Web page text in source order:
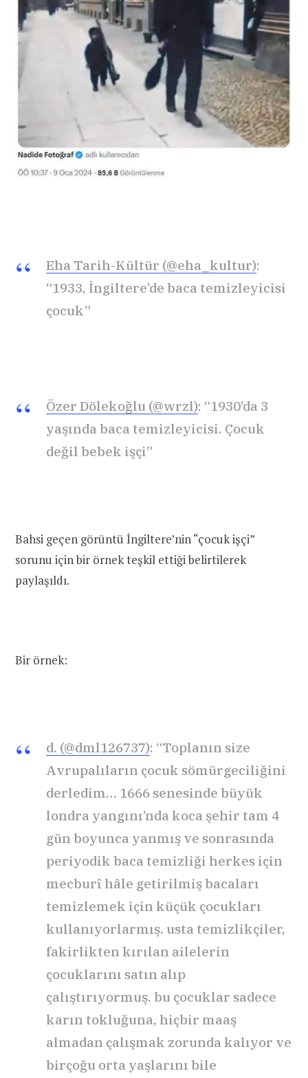
Eha Tarih-Kültür (@eha_kultur):
“1933, İngiltere’de baca temizleyicisi
çocuk”
Özer Dölekoğlu (@wrzl): “1930’da 3
yaşında baca temizleyicisi. Çocuk
değil bebek işçi”
Bahsi geçen görüntü İngiltere’nin “çocuk işçi”
sorunu için bir örnek teşkil ettiği belirtilerek
paylaşıldı.
Bir örnek:
d. (@dml126737): “Toplanın size
Avrupalıların çocuk sömürgeciliğini
derledim… 1666 senesinde büyük
londra yangını’nda koca şehir tam 4
gün boyunca yanmış ve sonrasında
periyodik baca temizliği herkes için
mecburî hâle getirilmiş bacaları
temizlemek için küçük çocukları
kullanıyorlarmış. usta temizlikçiler,
fakirlikten kırılan ailelerin
çocuklarını satın alıp
çalıştırıyormuş. bu çocuklar sadece
karın tokluğuna, hiçbir maaş
almadan çalışmak zorunda kalıyor ve
birçoğu orta yaşlarını bile